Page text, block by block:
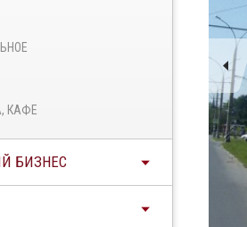
КАФЕ
БИЗНЕС